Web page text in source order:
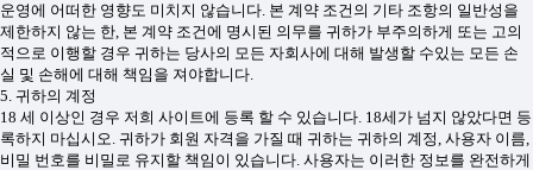
운영에 어떠한 영향도 미치지 않습니다. 본 계약 조건의 기타 조항의 일반성을
제한하지 않는 한, 본 계약 조건에 명시된 의무를 귀하가 부주의하게 또는 고의
적으로 이행할 경우 귀하는 당사의 모든 자회사에 대해 발생할 수있는 모든 손
실 및 손해에 대해 책임을 져야합니다.
5. 귀하의 계정
18 세 이상인 경우 저희 사이트에 등록 할 수 있습니다. 18세가 넘지 않았다면 등
록하지 마십시오. 귀하가 회원 자격을 가질 때 귀하는 귀하의 계정, 사용자 이름,
비밀 번호를 비밀로 유지할 책임이 있습니다. 사용자는 이러한 정보를 완전하게